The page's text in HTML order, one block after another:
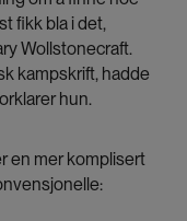
fikk bla i det,
Wollstonecraft.
kampskrift, hadde
hun.
en mer komplisert